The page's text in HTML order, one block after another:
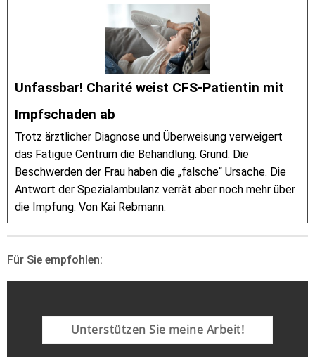
Unfassbar! Charité weist CFS-Patientin mit
Impfschaden ab
Trotz ärztlicher Diagnose und Überweisung verweigert
das Fatigue Centrum die Behandlung. Grund: Die
Beschwerden der Frau haben die „falsche“ Ursache. Die
Antwort der Spezialambulanz verrät aber noch mehr über
die Impfung. Von Kai Rebmann.
Für Sie empfohlen:
Unterstützen Sie meine Arbeit!